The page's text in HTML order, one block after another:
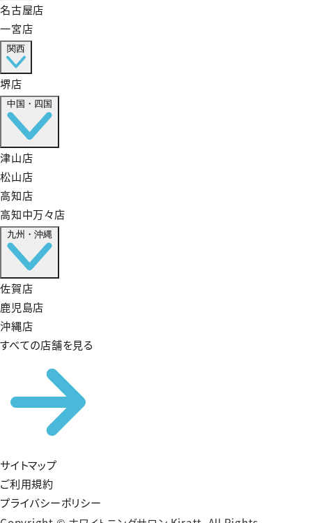
名古屋店
一宮店
関西
堺店
中国・四国
津山店
松山店
高知店
高知中万々店
九州・沖縄
佐賀店
鹿児島店
沖縄店
すべての店舗を見る
サイトマップ
ご利用規約
プライバシーポリシー